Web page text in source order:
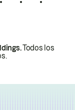
Todos los